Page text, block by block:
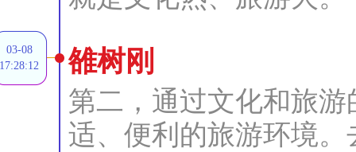
03-08
17:28:12
雒树刚
第二，通过文化和旅
适、便利的旅游环境